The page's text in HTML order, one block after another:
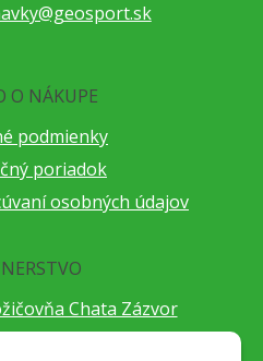
O NÁKUPE
podmienky
poriadok
osobných údajov
Chata Zázvor